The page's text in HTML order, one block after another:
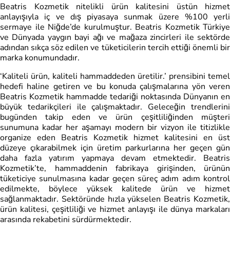
Beatris Kozmetik nitelikli ürün kalitesini üstün hizmet
anlayışıyla iç ve dış piyasaya sunmak üzere %100 yerli
sermaye ile Niğde’de kurulmuştur. Beatris Kozmetik Türkiye
ve Dünyada yaygın bayi ağı ve mağaza zincirleri ile sektörde
adından sıkça söz edilen ve tüketicilerin tercih ettiği önemli bir
marka konumundadır.
‘Kaliteli ürün, kaliteli hammaddeden üretilir.’ prensibini temel
hedefi haline getiren ve bu konuda çalışmalarına yön veren
Beatris Kozmetik hammadde tedariği noktasında Dünyanın en
büyük tedarikçileri ile çalışmaktadır. Geleceğin trendlerini
bugünden takip eden ve ürün çeşitliliğinden müşteri
sunumuna kadar her aşamayı modern bir vizyon ile titizlikle
organize eden Beatris Kozmetik hizmet kalitesini en üst
düzeye çıkarabilmek için üretim parkurlarına her geçen gün
daha fazla yatırım yapmaya devam etmektedir. Beatris
Kozmetik’te, hammaddenin fabrikaya girişinden, ürünün
tüketiciye sunulmasına kadar geçen süreç adım adım kontrol
edilmekte, böylece yüksek kalitede ürün ve hizmet
sağlanmaktadır. Sektöründe hızla yükselen Beatris Kozmetik,
ürün kalitesi, çeşitliliği ve hizmet anlayışı ile dünya markaları
arasında rekabetini sürdürmektedir.